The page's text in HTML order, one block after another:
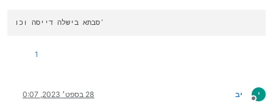
סבתא בישלה דייסה וכו '
1
י
מנותק
יב 28 בספט׳ 2023, 0:07